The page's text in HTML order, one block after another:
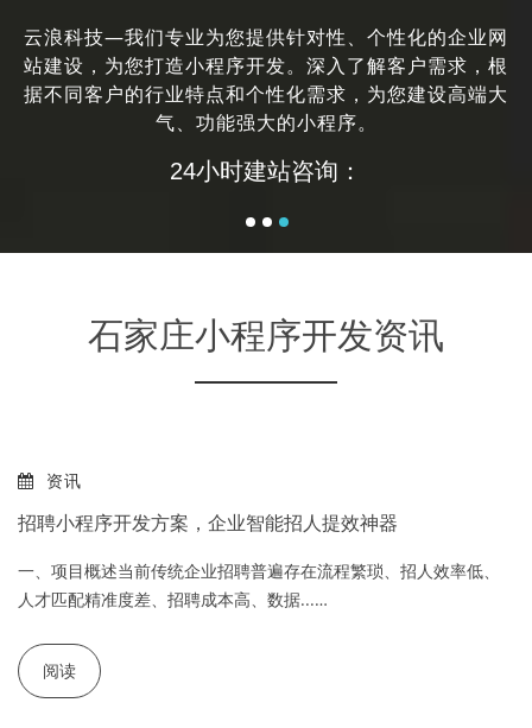
云浪科技—我们专业为您提供针对性、个性化的企业网
站建设，为您打造小程序开发。深入了解客户需求，根
据不同客户的行业特点和个性化需求，为您建设高端大
气、功能强大的小程序。
24小时建站咨询：
石家庄小程序开发资讯
资讯
招聘小程序开发方案，企业智能招人提效神器
一、项目概述当前传统企业招聘普遍存在流程繁琐、招人效率低、
人才匹配精准度差、招聘成本高、数据...…
阅读